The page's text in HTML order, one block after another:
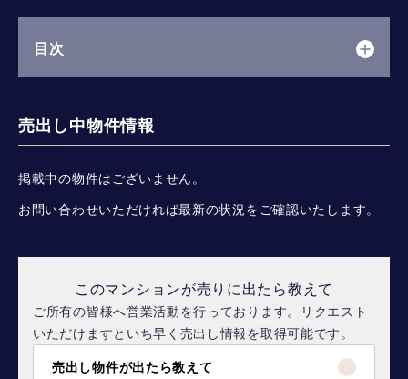
目次
売出し中物件情報
掲載中の物件はございません。
お問い合わせいただければ最新の状況をご確認いたします。
このマンションが売りに出たら教えて
ご所有の皆様へ営業活動を行っております。リクエスト
いただけますといち早く売出し情報を取得可能です。
売出し物件が出たら教えて